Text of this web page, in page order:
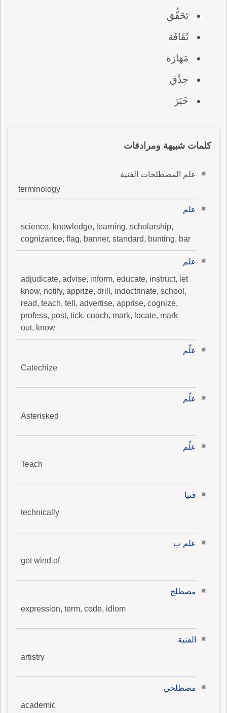
تَحَقُّق
ثَقَافَة
مَهَارَة
حِذْق
خَبَرَ
كلمات شبيهة ومرادفات
علم المصطلحات الفنية
terminology
علم
science, knowledge, learning, scholarship,
cognizance, flag, banner, standard, bunting, bar
علم
adjudicate, advise, inform, educate, instruct, let
know, notify, apprize, drill, indoctrinate, school,
read, teach, tell, advertise, apprise, cognize,
profess, post, tick, coach, mark, locate, mark
out, know
علّم
Catechize
علّم
Asterisked
علّم
Teach
فنيا
technically
علم ب
get wind of
مصطلح
expression, term, code, idiom
الفنية
artistry
مصطلحي
academic